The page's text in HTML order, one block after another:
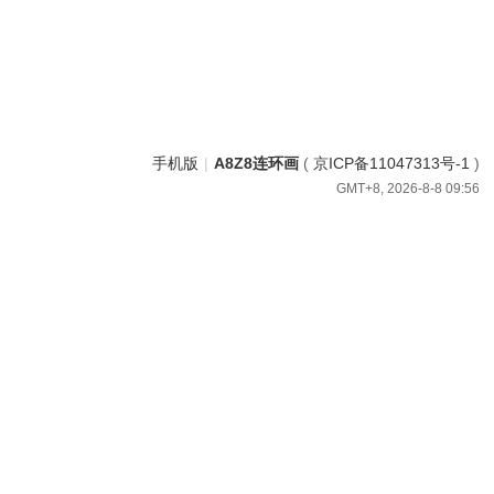
手机版 | A8Z8连环画( 京ICP备11047313号-1 )
GMT+8, 2026-8-8 09:56